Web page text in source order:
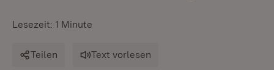
Lesezeit: 1 Minute
Teilen Text vorlesen